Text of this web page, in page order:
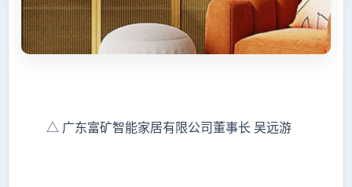
△ 广东富矿智能家居有限公司董事长 吴远游